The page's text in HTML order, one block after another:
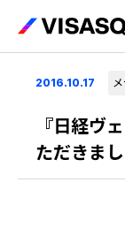
会社情報
ビザスクにつ
CEOメッセー
2016.10.17
『日経ヴ
ただきま